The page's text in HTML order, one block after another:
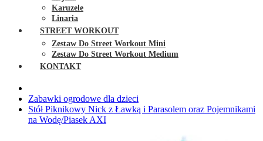
Karuzele
Linaria
STREET WORKOUT
Zestaw Do Street Workout Mini
Zestaw Do Street Workout Medium
KONTAKT
Zabawki ogrodowe dla dzieci
Stół Piknikowy Nick z Ławką i Parasolem oraz Pojemnikami
na Wodę/Piasek AXI